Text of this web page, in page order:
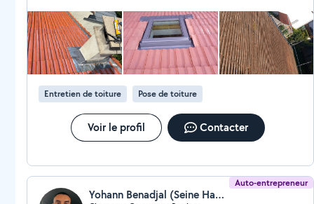
Entretien de toiture Pose de toiture
Voir le profil Contacter
Auto-entrepreneur
Yohann Benadjal (Seine Habitat Couverture)